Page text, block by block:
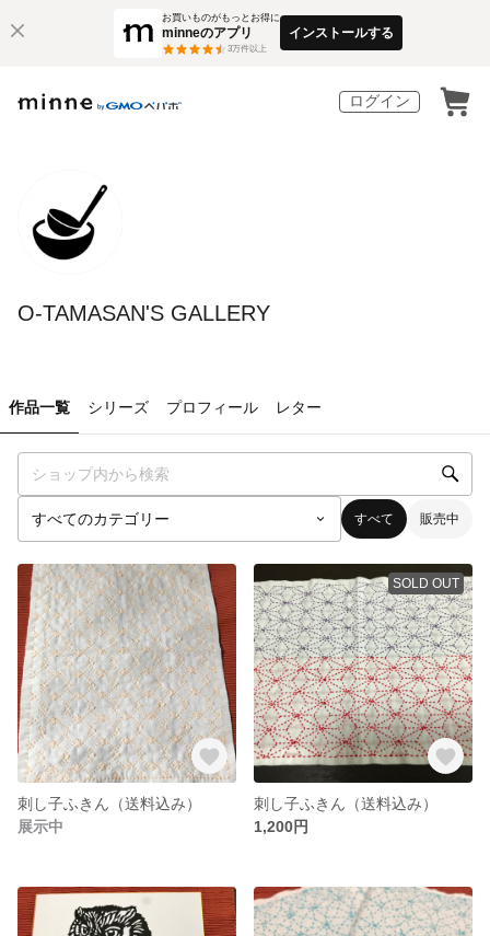
お買いものがもっとお得に
minneのアプリ
3万件以上
インストールする
ログイン
O-TAMASAN'S GALLERY
作品一覧 シリーズ プロフィール レター
すべて 販売中
刺し子ふきん（送料込み）
展示中
SOLD OUT
刺し子ふきん（送料込み）
1,200円